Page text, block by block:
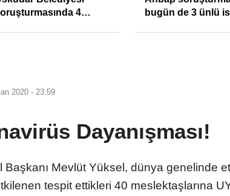
4
bugün de 3 ünlü
2020 - 23:59
Dayanışması!
Mevlüt Yüksel, dünya genelinde
tespit ettikleri 40 meslektaşlarına